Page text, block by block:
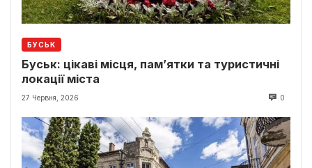
БУСЬК
Буськ: цікаві місця, пам’ятки та туристичні
локації міста
27 Червня, 2026 0